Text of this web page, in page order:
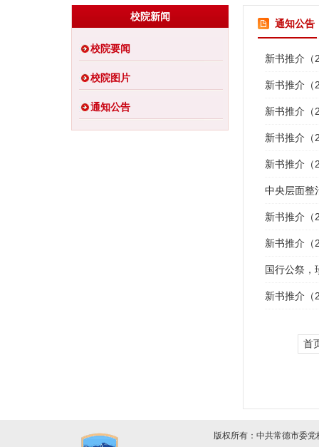
校院新闻
校院要闻
校院图片
通知公告
通知公告
新书推介（
新书推介（
新书推介（
新书推介（
新书推介（
中央层面整
新书推介（
新书推介（
国行公祭，
新书推介（
首
版权所有：中共常德市委